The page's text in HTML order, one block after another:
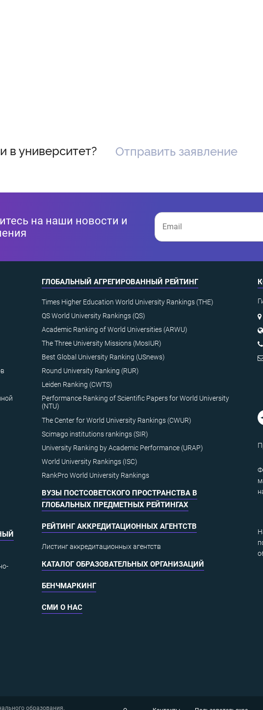
в университет? Отправить заявление
на наши новости и
ГЛОБАЛЬНЫЙ АГРЕГИРОВАННЫЙ РЕЙТИНГ
Times Higher Education World University Rankings (THE)
QS World University Rankings (QS)
Academic Ranking of World Universities (ARWU)
The Three University Missions (MosIUR)
Best Global University Ranking (USnews)
Round University Ranking (RUR)
Leiden Ranking (CWTS)
Performance Ranking of Scientific Papers for World University
(NTU)
The Center for World University Rankings (CWUR)
Scimago institutions rankings (SIR)
University Ranking by Academic Performance (URAP)
World University Rankings (ISC)
RankPro World University Rankings
ВУЗЫ ПОСТСОВЕТСКОГО ПРОСТРАНСТВА В
ГЛОБАЛЬНЫХ ПРЕДМЕТНЫХ РЕЙТИНГАХ
РЕЙТИНГ АККРЕДИТАЦИОННЫХ АГЕНТСТВ
Листинг аккредитационных агентств
КАТАЛОГ ОБРАЗОВАТЕЛЬНЫХ ОРГАНИЗАЦИЙ
БЕНЧМАРКИНГ
СМИ О НАС
образования.